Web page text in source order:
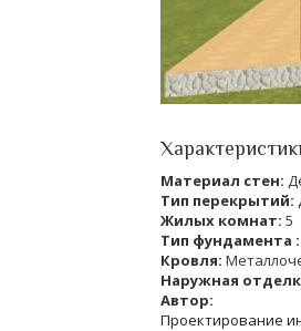
Материал стен:
Тип перекрытий:
Жилых комнат: 5
Тип фундамента :
Кровля:
Наружная
Автор:
Проектирование